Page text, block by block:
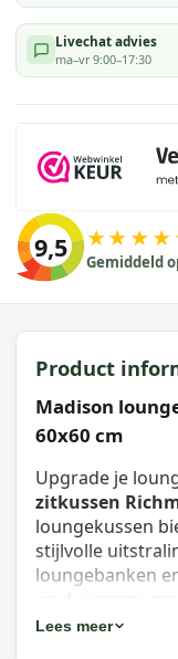
Livechat advies
ma–vr 9:00–17:30
9,5 Gemiddeld
Product
Madison
60x60 cm
Upgrade je
zitkussen
loungekussen
stijlvolle
loungebanken
Lees meer